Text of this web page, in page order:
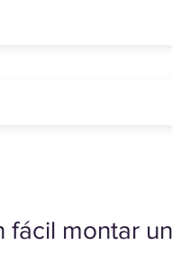
fácil montar